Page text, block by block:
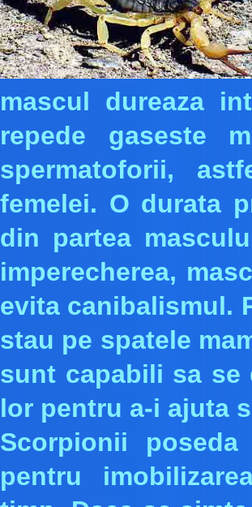
mascul dureaza
repede gaseste
spermatoforii,
femelei. O durata
din partea
imperecherea,
evita canibalismul.
stau pe spatele
sunt capabili sa se
lor pentru a-i ajuta
Scorpionii
pentru